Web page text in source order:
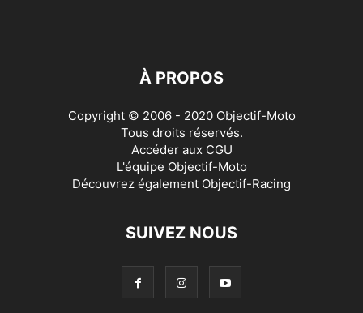
À PROPOS
Copyright © 2006 - 2020 Objectif-Moto
Tous droits réservés.
Accéder aux CGU
L'équipe Objectif-Moto
Découvrez également Objectif-Racing
SUIVEZ NOUS